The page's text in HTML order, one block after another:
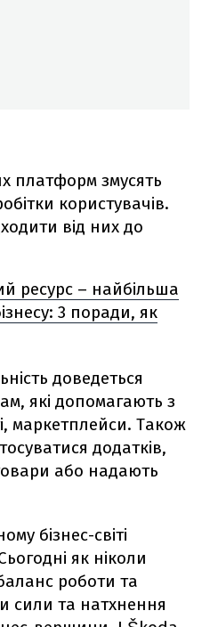
платформ змусять
користувачів.
від них до
ресурс – найбільша
3 поради, як
доведеться
які допомагають з
маркетплейси. Також
додатків,
або надають
бізнес-світі
як ніколи
роботи та
сили та натхнення